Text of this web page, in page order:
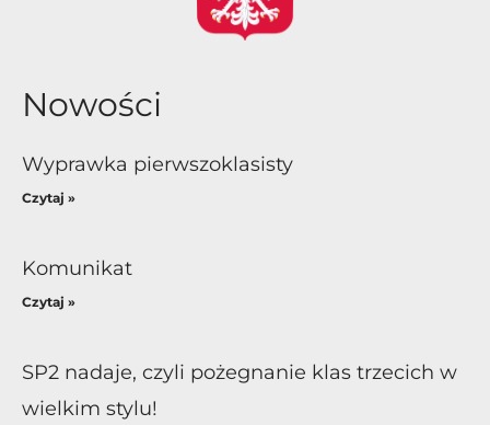
Nowości
Wyprawka pierwszoklasisty
Czytaj »
Komunikat
Czytaj »
SP2 nadaje, czyli pożegnanie klas trzecich w
wielkim stylu!